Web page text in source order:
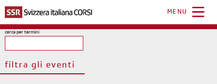
contenuto
principale
MENU
cerca per termini
filtra gli eventi